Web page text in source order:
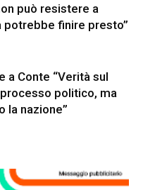
può resistere a
potrebbe finire presto”
a Conte “Verità sul
politico, ma
la nazione”